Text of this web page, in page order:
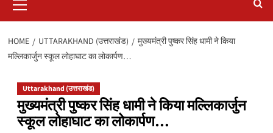
Menu
HOME UTTARAKHAND (उत्तराखंड)
मुख्यमंत्री पुष्कर सिंह धामी ने किया
मल्लिकार्जुन स्कूल लोहाघाट का लोकार्पण…
Uttarakhand (उत्तराखंड)
मुख्यमंत्री पुष्कर सिंह धामी ने किया मल्लिकार्जुन
स्कूल लोहाघाट का लोकार्पण…